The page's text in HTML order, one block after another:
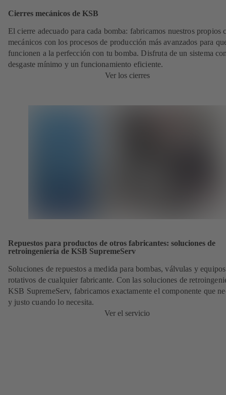
Cierres mecánicos de KSB
El cierre adecuado para cada bomba: fabricamos nuestros propios
mecánicos con los procesos de producción más avanzados para
funcionen a la perfección con tu bomba. Disfruta de un sistema
desgaste mínimo y un funcionamiento eficiente.
Ver los cierres
Repuestos para productos de otros fabricantes: soluciones de
retroingeniería de KSB SupremeServ
Soluciones de repuestos a medida para bombas, válvulas y equipos
rotativos de cualquier fabricante. Con las soluciones de
KSB SupremeServ, fabricamos exactamente el componente que
y justo cuando lo necesita.
Ver el servicio